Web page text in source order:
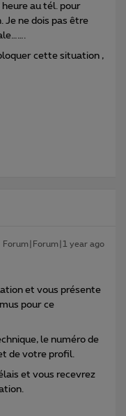
heure au tél. pour
Je ne dois pas être
cette situation ,
Forum|Forum|1 year ago
et vous présente
pour ce
le numéro de
de votre profil.
et vous recevrez